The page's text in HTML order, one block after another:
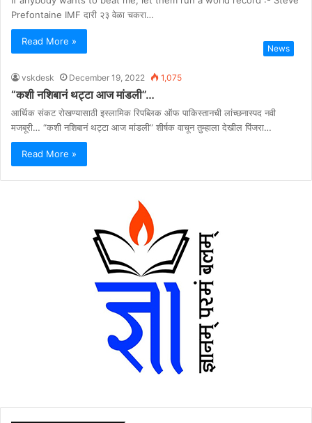
Prefontaine IMF दारी २३ वेळा चकरा…
Read More »
News
vskdesk December 19, 2022 1,075
“कशी नशिबानं थट्टा आज मांडली”…
आर्थिक संकट रोखण्यासाठी इस्लामिक रिपब्लिक ऑफ पाकिस्तानची लांच्छनास्पद नवी
मजबूरी… “कशी नशिबानं थट्टा आज मांडली” शीर्षक वाचून तुम्हाला देखील पिंजरा…
Read More »